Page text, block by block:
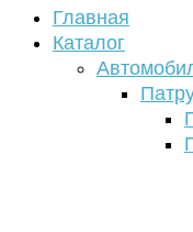
Главная
Каталог